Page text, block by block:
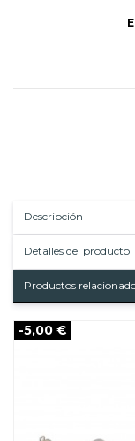
Descripción
Detalles del producto
Productos
-5,00 €